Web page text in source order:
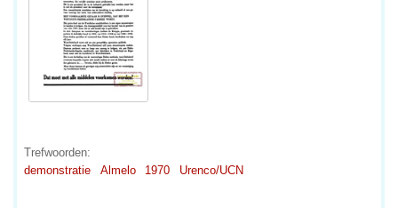
Trefwoorden:
demonstratie
Almelo 1970 Urenco/UCN